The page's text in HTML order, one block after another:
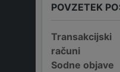
POVZETEK
Transakcijski
računi
Sodne objave